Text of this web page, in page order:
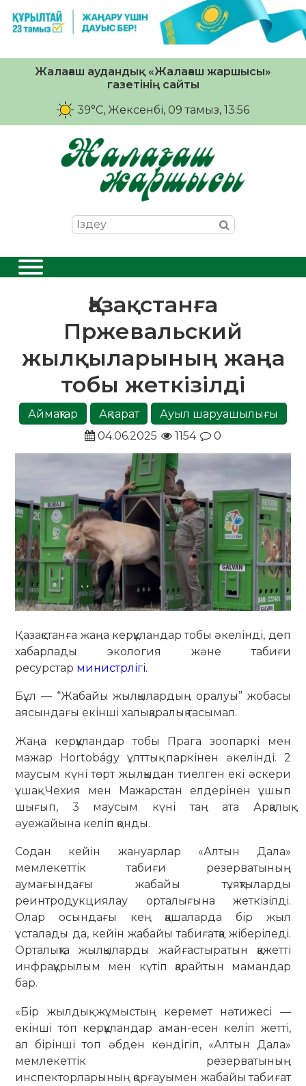
Жалағаш аудандық «Жалағаш жаршысы»
газетінің сайты
39°C, Жексенбі, 09 тамыз, 13:56
Қазақстанға
Пржевальский
жылқыларының жаңа
тобы жеткізілді
Аймақтар Ақпарат
Ауыл шаруашылығы
04.06.2025
1154 0
Қазақстанға жаңа керқұландар тобы әкелінді, деп
хабарлады экология және табиғи
ресурстар министрлігі.
Бұл — “Жабайы жылқылардың оралуы” жобасы
аясындағы екінші халықаралық тасымал.
Жаңа керқұландар тобы Прага зоопаркі мен
мажар Hortobágy ұлттық паркінен әкелінді. 2
маусым күні төрт жылқыдан тиелген екі әскери
ұшақ Чехия мен Мажарстан елдерінен ұшып
шығып, 3 маусым күні таң ата Арқалық
әуежайына келіп қонды.
Содан кейін жануарлар «Алтын Дала»
мемлекеттік табиғи резерватының
аумағындағы жабайы тұяқтыларды
реинтродукциялау орталығына жеткізілді.
Олар осындағы кең қашаларда бір жыл
ұсталады да, кейін жабайы табиғатқа жіберіледі.
Орталықта жылқыларды жайғастыратын қажетті
инфрақұрылым мен күтіп қарайтын мамандар
бар.
«Бір жылдық жұмыстың керемет нәтижесі —
екінші топ керқұландар аман-есен келіп жетті,
ал бірінші топ әбден көндігіп, «Алтын Дала»
мемлекеттік резерватының
инспекторларының қорғауымен жабайы табиғат